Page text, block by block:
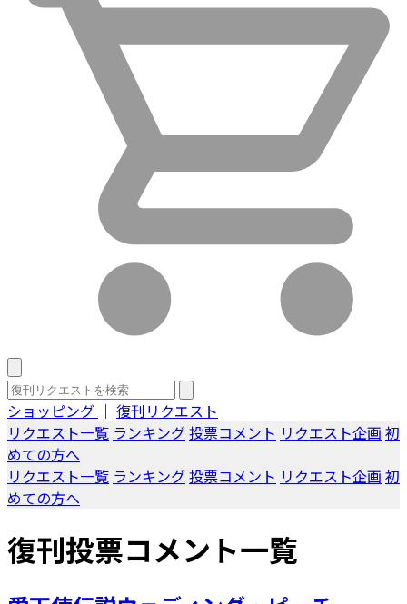
ショッピング ｜ 復刊リクエスト
リクエスト一覧 ランキング投票コメント リクエスト企画 初
めての方へ
リクエスト一覧 ランキング投票コメント リクエスト企画 初
めての方へ
復刊投票コメント一覧